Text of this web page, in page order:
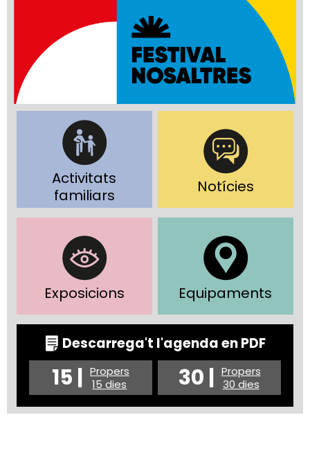
Activitats
familiars
Notícies
Exposicions Equipaments
Descarrega't l'agenda en PDF
15 | Propers
15 dies
30 | Propers
30 dies